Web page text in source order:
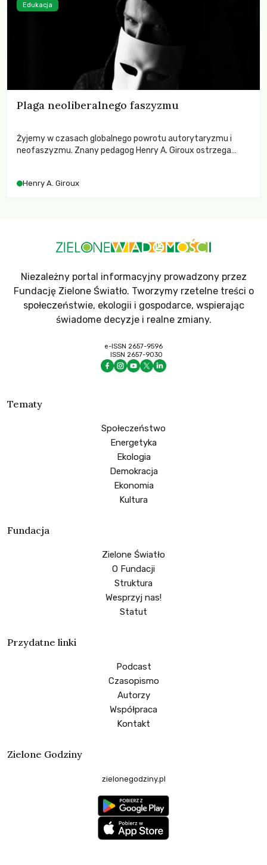
Plaga neoliberalnego faszyzmu
Żyjemy w czasach globalnego powrotu autorytaryzmu i
neofaszyzmu. Znany pedagog Henry A. Giroux ostrzega
wychowają świadomych obywateli?
Henry A. Giroux
Edukacja
Niezależny portal informacyjny prowadzony przez
Fundację Zielone Światło. Tworzymy rzetelne treści o
społeczeństwie, ekologii i gospodarce, wspierając
świadome decyzje i realne zmiany.
e-ISSN 2657-9596
ISSN 2657-9030
Tematy
Społeczeństwo
Energetyka
Ekologia
Demokracja
Ekonomia
Kultura
Fundacja
Zielone Światło
O Fundacji
Struktura
Wesprzyj nas!
Statut
Przydatne linki
Podcast
Czasopismo
Autorzy
Współpraca
Kontakt
Zielone Godziny
zielonegodziny.pl